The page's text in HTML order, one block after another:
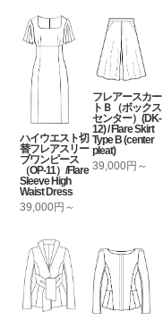
ハイウエスト切
替フレアスリー
ブワンピース
（OP-11）/Flare
Sleeve High
Waist Dress
39,000円～
フレアースカー
トＢ（ボックス
センター）(DK-
12) / Flare Skirt
Type B (center
pleat)
39,000円～